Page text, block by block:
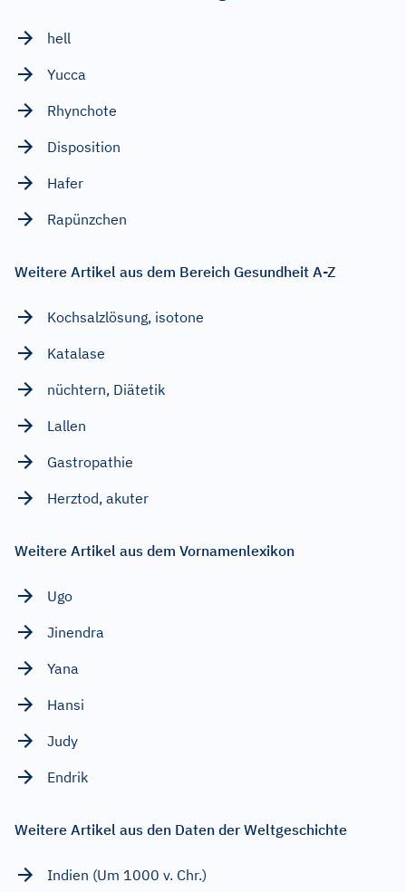
hell
Yucca
Rhynchote
Disposition
Hafer
Rapünzchen
Weitere Artikel aus dem Bereich Gesundheit A-Z
Kochsalzlösung, isotone
Katalase
nüchtern, Diätetik
Lallen
Gastropathie
Herztod, akuter
Weitere Artikel aus dem Vornamenlexikon
Ugo
Jinendra
Yana
Hansi
Judy
Endrik
Weitere Artikel aus den Daten der Weltgeschichte
Indien (Um 1000 v. Chr.)